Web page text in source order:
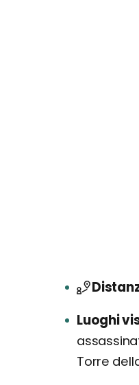
Luoghi
Torre